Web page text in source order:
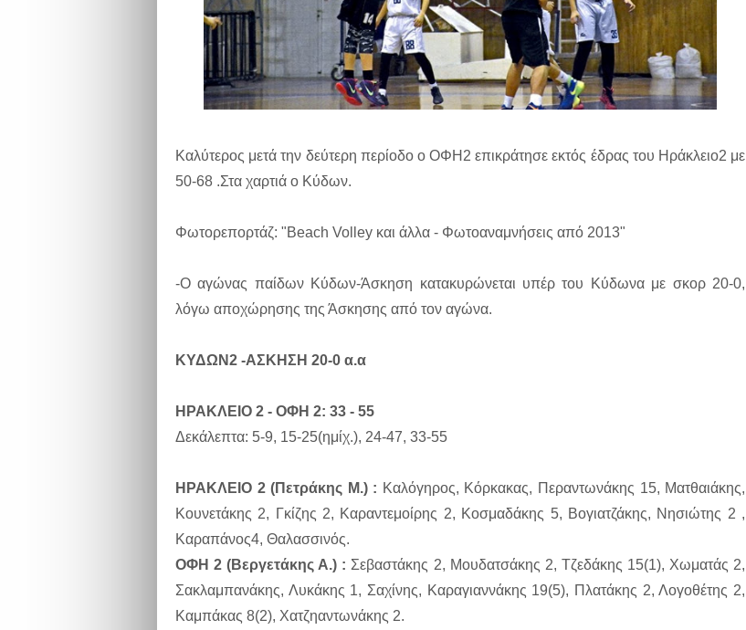
Καλύτερος μετά την δεύτερη περίοδο ο ΟΦΗ2 επικράτησε εκτός έδρας του Ηράκλειο2 με
50-68 .Στα χαρτιά ο Κύδων.
Φωτορεπορτάζ: "Beach Volley και άλλα - Φωτοαναμνήσεις από 2013"
-Ο αγώνας παίδων Κύδων-Άσκηση κατακυρώνεται υπέρ του Κύδωνα με σκορ 20-0,
λόγω αποχώρησης της Άσκησης από τον αγώνα.
ΚΥΔΩΝ2 -ΑΣΚΗΣΗ 20-0 α.α
ΗΡΑΚΛΕΙΟ 2 - ΟΦΗ 2: 33 - 55
Δεκάλεπτα: 5-9, 15-25(ημίχ.), 24-47, 33-55
ΗΡΑΚΛΕΙΟ 2 (Πετράκης Μ.) : Καλόγηρος, Κόρκακας, Περαντωνάκης 15, Ματθαιάκης,
Κουνετάκης 2, Γκίζης 2, Καραντεμοίρης 2, Κοσμαδάκης 5, Βογιατζάκης, Νησιώτης 2 ,
Καραπάνος4, Θαλασσινός.
ΟΦΗ 2 (Βεργετάκης Α.) : Σεβαστάκης 2, Μουδατσάκης 2, Τζεδάκης 15(1), Χωματάς 2,
Σακλαμπανάκης, Λυκάκης 1, Σαχίνης, Καραγιαννάκης 19(5), Πλατάκης 2, Λογοθέτης 2,
Καμπάκας 8(2), Χατζηαντωνάκης 2.